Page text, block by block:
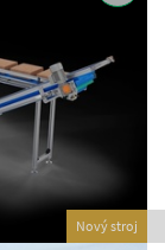
Nový stroj